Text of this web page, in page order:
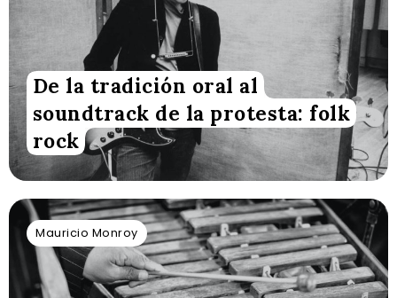
De la tradición oral al
soundtrack de la protesta: folk
rock
Mauricio Monroy